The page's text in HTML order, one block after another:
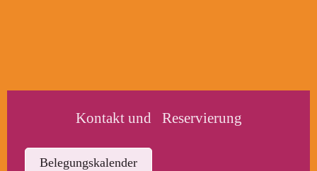
Kontakt und Reservierung
Belegungskalender